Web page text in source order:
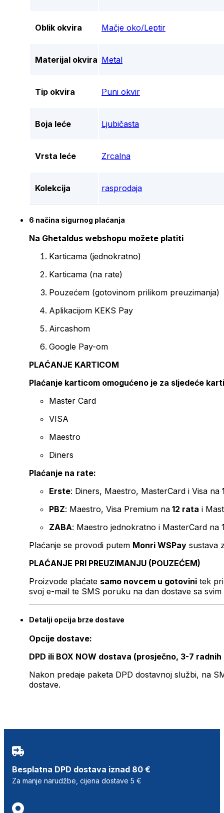
Oblik okvira Mačje oko/Leptir
Materijal okvira Metal
Tip okvira Puni okvir
Boja leće Ljubičasta
Vrsta leće Zrcalna
Kolekcija rasprodaja
6 načina sigurnog plaćanja
Na Ghetaldus webshopu možete platiti
Karticama (jednokratno)
Karticama (na rate)
Pouzećem (gotovinom prilikom preuzimanja)
Aplikacijom KEKS Pay
Aircashom
Google Pay-om
PLAĆANJE KARTICOM
Plaćanje karticom omogućeno je za sljedeće
Master Card
VISA
Maestro
Diners
Plaćanje na rate:
Erste: Diners, Maestro, MasterCard i Visa na
PBZ: Maestro, Visa Premium na 12 rata i
ZABA: Maestro jednokratno i MasterCard na
Plaćanje se provodi putem Monri WSPay sustava
PLAĆANJE PRI PREUZIMANJU (POUZEĆEM)
Proizvode plaćate samo novcem u gotovini tek
svoj e-mail te SMS poruku na dan dostave sa svim
Detalji opcija brze dostave
Opcije dostave:
DPD ili BOX NOW dostava (prosječno, 3-7 radnih
Nakon predaje paketa DPD dostavnoj službi, na
dostave.
Besplatna DPD dostava iznad 80 €
Za manje narudžbe, cijena dostave 5 €